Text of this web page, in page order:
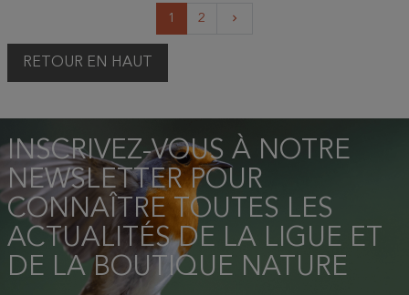
1 2 keyboard_arrow_right
RETOUR EN HAUT
INSCRIVEZ-VOUS À NOTRE
NEWSLETTER POUR
CONNAÎTRE TOUTES LES
ACTUALITÉS DE LA LIGUE ET
DE LA BOUTIQUE NATURE